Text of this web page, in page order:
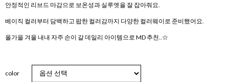
안정적인 리브드 마감으로 보온성과 실루엣을 잘 잡아줘요.
베이직 컬러부터 담백하고 팝한 컬러감까지 다양한 컬러웨이로 준비했어요.
올가을 겨울 내내 자주 손이 갈 데일리 아이템으로 MD 추천..☆
color